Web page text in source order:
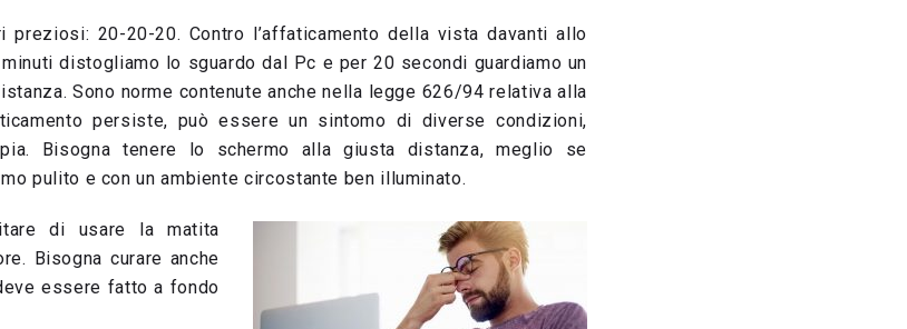
preziosi: 20-20-20. Contro l’affaticamento della vista davanti allo
distogliamo lo sguardo dal Pc e per 20 secondi guardiamo un
Sono norme contenute anche nella legge 626/94 relativa alla
persiste, può essere un sintomo di diverse condizioni,
Bisogna tenere lo schermo alla giusta distanza, meglio se
pulito e con un ambiente circostante ben illuminato.
di usare la matita
Bisogna curare anche
essere fatto a fondo